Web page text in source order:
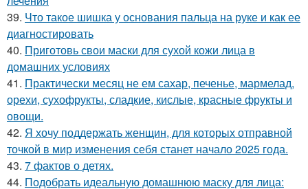
39. Что такое шишка у основания пальца на руке и как ее
диагностировать
40. Приготовь свои маски для сухой кожи лица в
домашних условиях
41. Практически месяц не ем сахар, печенье, мармелад,
орехи, сухофрукты, сладкие, кислые, красные фрукты и
овощи.
42. Я хочу поддержать женщин, для которых отправной
точкой в мир изменения себя станет начало 2025 года.
43. 7 фактов о детях.
44. Подобрать идеальную домашнюю маску для лица: